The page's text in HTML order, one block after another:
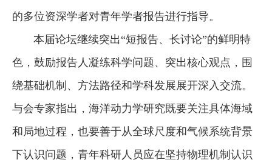
的多位资深学者对青年学者报告进行指导。
本届论坛继续突出“短报告、长讨论”的鲜明特
色，鼓励报告人凝练科学问题、突出核心观点，围
绕基础机制、方法路径和学科发展展开深入交流。
与会专家指出，海洋动力学研究既要关注具体海域
和局地过程，也要善于从全球尺度和气候系统背景
下认识问题，青年科研人员应在坚持物理机制认识